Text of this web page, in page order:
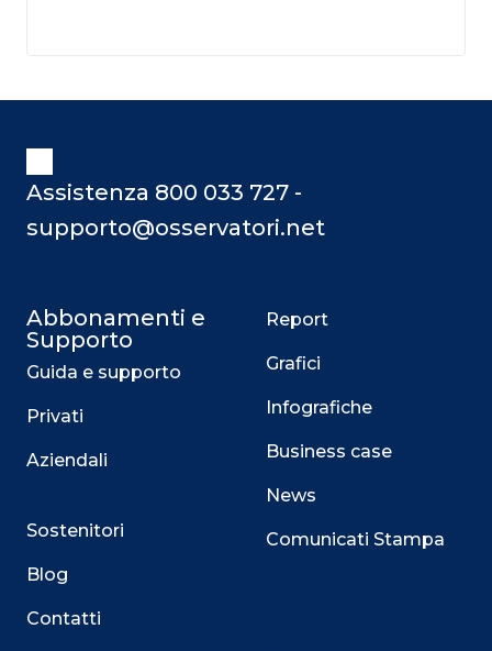
Assistenza 800 033 727 -
supporto@osservatori.net
Abbonamenti e
Supporto
Guida e supporto
Privati
Aziendali
Sostenitori
Blog
Contatti
Report
Grafici
Infografiche
Business case
News
Comunicati Stampa